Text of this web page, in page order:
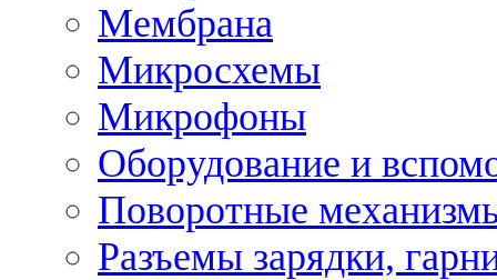
Мембрана
Микросхемы
Микрофоны
Оборудование и
Поворотные
Разъемы зарядки,